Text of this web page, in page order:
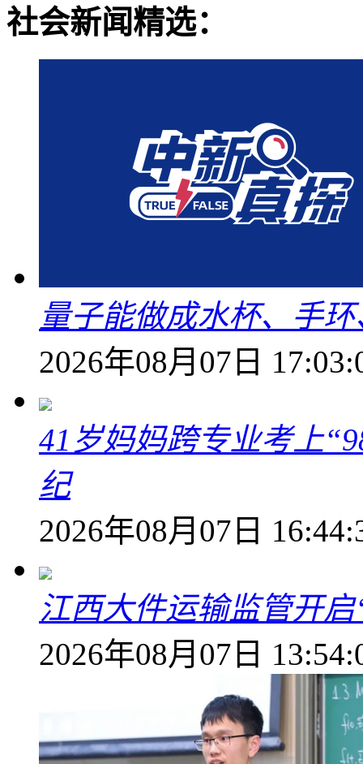
社会新闻精选：
量子能做成水杯、手
2026年08月07日
41岁妈妈跨专业考上
纪
2026年08月07日
江西大件运输监管开
2026年08月07日